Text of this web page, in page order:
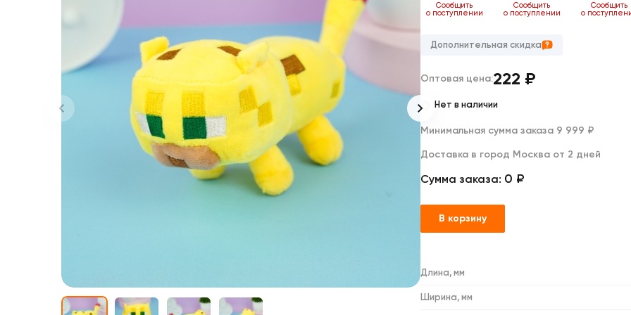
Дакимакуры
Декоративные подушки
Мягкие игрушки
Сообщить
о поступлении
Сообщить
о поступлении
Сообщить
о поступлении
Сообщить
о
Дополнительная скидка
Оптовая цена:222 ₽
Нет в наличии
Минимальная сумма заказа 9 999 ₽
Доставка в город Москва от 2 дней
Сумма заказа: 0 ₽
В корзину
Длина, мм
Ширина, мм